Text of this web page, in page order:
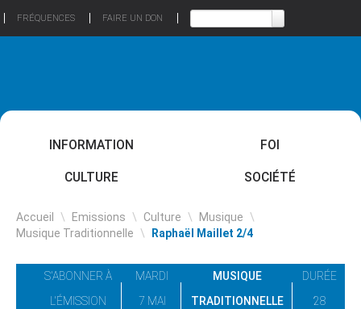
FRÉQUENCES FAIRE UN DON
INFORMATION FOI
CULTURE SOCIÉTÉ
Accueil \ Emissions \ Culture \ Musique \
Musique Traditionnelle \ Raphaël Maillet 2/4
S'ABONNER À
L'ÉMISSION
MARDI
7 MAI
MUSIQUE
TRADITIONNELLE
DURÉE
28